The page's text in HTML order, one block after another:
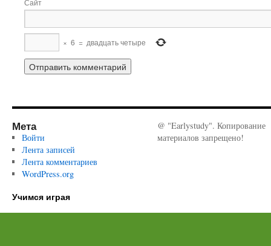
Сайт
× 6 = двадцать четыре
Мета
Войти
Лента записей
Лента комментариев
WordPress.org
@ "Earlystudy". Копирование
материалов запрещено!
Учимся играя